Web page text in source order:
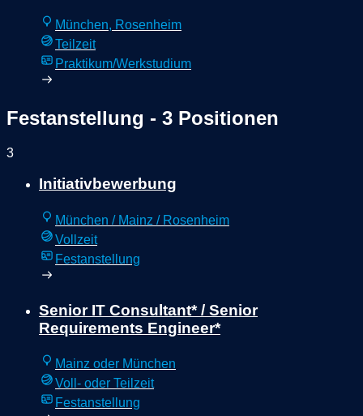
München, Rosenheim
Teilzeit
Praktikum/Werkstudium
Festanstellung - 3 Positionen
3
Initiativbewerbung
München / Mainz / Rosenheim
Vollzeit
Festanstellung
Senior IT Consultant* / Senior
Requirements Engineer*
Mainz oder München
Voll- oder Teilzeit
Festanstellung